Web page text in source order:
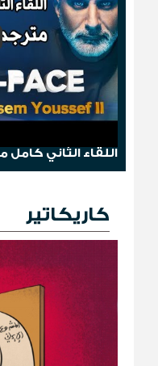
اللقاء الثاني
كاريكاتير